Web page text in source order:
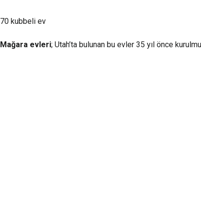
70 kubbeli ev
Mağara evleri; Utah’ta bulunan bu evler 35 yıl önce